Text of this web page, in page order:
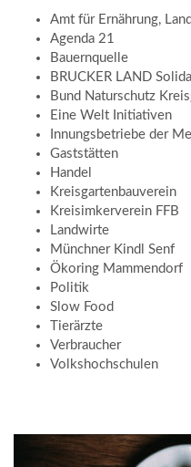
Amt für Ernährung,
Agenda 21
Bauernquelle
BRUCKER LAND
Bund Naturschutz
Eine Welt Initiativen
Innungsbetriebe der
Gaststätten
Handel
Kreisgartenbauverein
Kreisimkerverein FFB
Landwirte
Münchner Kindl Senf
Ökoring Mammendorf
Politik
Slow Food
Tierärzte
Verbraucher
Volkshochschulen